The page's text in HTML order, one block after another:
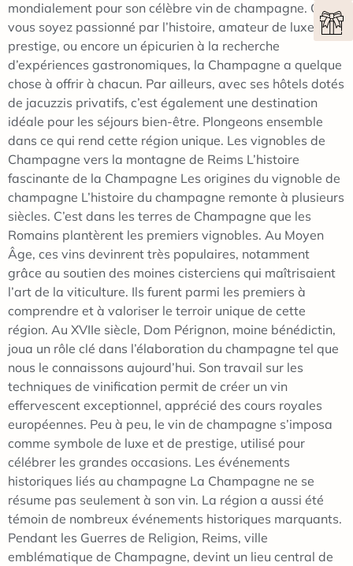
mondialement pour son célèbre vin de champagne. Que
vous soyez passionné par l’histoire, amateur de luxe et
prestige, ou encore un épicurien à la recherche
d’expériences gastronomiques, la Champagne a quelque
chose à offrir à chacun. Par ailleurs, avec ses hôtels dotés
de jacuzzis privatifs, c’est également une destination
idéale pour les séjours bien-être. Plongeons ensemble
dans ce qui rend cette région unique. Les vignobles de
Champagne vers la montagne de Reims L’histoire
fascinante de la Champagne Les origines du vignoble de
champagne L’histoire du champagne remonte à plusieurs
siècles. C’est dans les terres de Champagne que les
Romains plantèrent les premiers vignobles. Au Moyen
Âge, ces vins devinrent très populaires, notamment
grâce au soutien des moines cisterciens qui maîtrisaient
l’art de la viticulture. Ils furent parmi les premiers à
comprendre et à valoriser le terroir unique de cette
région. Au XVIIe siècle, Dom Pérignon, moine bénédictin,
joua un rôle clé dans l’élaboration du champagne tel que
nous le connaissons aujourd’hui. Son travail sur les
techniques de vinification permit de créer un vin
effervescent exceptionnel, apprécié des cours royales
européennes. Peu à peu, le vin de champagne s’imposa
comme symbole de luxe et de prestige, utilisé pour
célébrer les grandes occasions. Les événements
historiques liés au champagne La Champagne ne se
résume pas seulement à son vin. La région a aussi été
témoin de nombreux événements historiques marquants.
Pendant les Guerres de Religion, Reims, ville
emblématique de Champagne, devint un lieu central de